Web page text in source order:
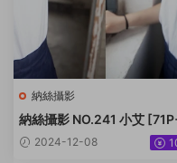
納絲攝影
納絲攝影 NO.241 小艾
07M]2024-12-08